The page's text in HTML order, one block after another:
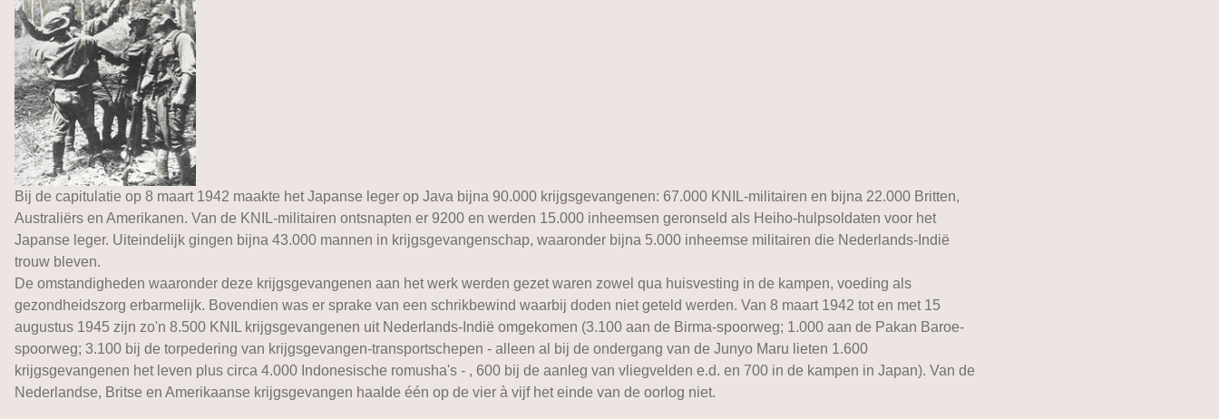
Bij de capitulatie op 8 maart 1942 maakte het Japanse leger op Java bijna 90.000 krijgsgevangenen: 67.000 KNIL-militairen en bijna 22.000 Britten,
Australiërs en Amerikanen. Van de KNIL-militairen ontsnapten er 9200 en werden 15.000 inheemsen geronseld als Heiho-hulpsoldaten voor het
Japanse leger. Uiteindelijk gingen bijna 43.000 mannen in krijgsgevangenschap, waaronder bijna 5.000 inheemse militairen die Nederlands-Indië
trouw bleven.
De omstandigheden waaronder deze krijgsgevangenen aan het werk werden gezet waren zowel qua huisvesting in de kampen, voeding als
gezondheidszorg erbarmelijk. Bovendien was er sprake van een schrikbewind waarbij doden niet geteld werden. Van 8 maart 1942 tot en met 15
augustus 1945 zijn zo'n 8.500 KNIL krijgsgevangenen uit Nederlands-Indië omgekomen (3.100 aan de Birma-spoorweg; 1.000 aan de Pakan Baroe-
spoorweg; 3.100 bij de torpedering van krijgsgevangen-transportschepen - alleen al bij de ondergang van de Junyo Maru lieten 1.600
krijgsgevangenen het leven plus circa 4.000 Indonesische romusha's - , 600 bij de aanleg van vliegvelden e.d. en 700 in de kampen in Japan). Van de
Nederlandse, Britse en Amerikaanse krijgsgevangen haalde één op de vier à vijf het einde van de oorlog niet.